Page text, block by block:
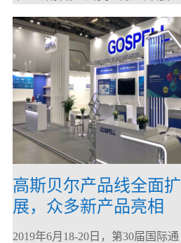
高斯贝尔产品线全面扩
展，众多新产品亮相
CommunicAsia 2019
2019年6月18-20日，第30届国际通